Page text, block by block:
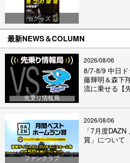
グッズ
最新NEWS＆COLUMN
先乗り情報局
2026/08/06
8/7-8/9 中日ド
藤輝明＆森下
流に乗せる【
ファンクラブ
2026/08/06
「7月度
賞」について